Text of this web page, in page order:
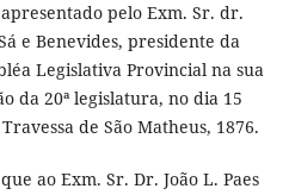
pelo Exm. Sr. dr.
e Benevides, presidente da
Legislativa Provincial na sua
da 20ª legislatura, no dia 15
de São Matheus, 1876.
ao Exm. Sr. Dr. João L. Paes